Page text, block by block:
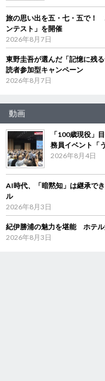
旅の思い出を五・七・五で！
ンテスト」を開催
2026年8月7日
東野圭吾が選んだ「記憶に残
読者参加型キャンペーン
2026年8月7日
動画
「100歳現役」
務員イベント「
2026年8月4日
AI時代、「暗黙知」は継承で
ル
2026年8月3日
紀伊勝浦の魅力を堪能 ホテ
2026年8月3日